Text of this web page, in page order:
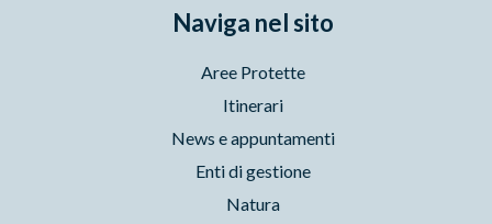
Naviga nel sito
Aree Protette
Itinerari
News e appuntamenti
Enti di gestione
Natura